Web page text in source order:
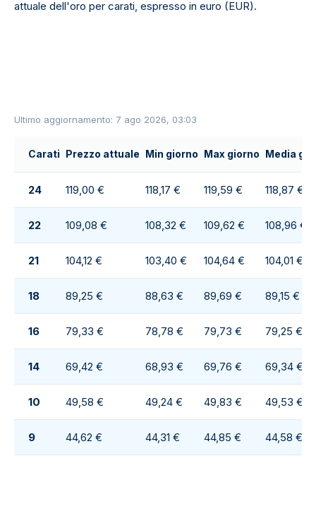
attuale dell'oro per carati, espresso in euro (EUR).
Ultimo aggiornamento: 7 ago 2026, 03:03
Carati Prezzo attuale Min giorno Max giorno Media
24 119,00 € 118,17 € 119,59 € 118,87 €
22 109,08 € 108,32 € 109,62 € 108,96 €
21 104,12 € 103,40 € 104,64 € 104,01 €
18 89,25 € 88,63 € 89,69 € 89,15 €
16 79,33 € 78,78 € 79,73 € 79,25 €
14 69,42 € 68,93 € 69,76 € 69,34 €
10 49,58 € 49,24 € 49,83 € 49,53 €
9 44,62 € 44,31 € 44,85 € 44,58 €